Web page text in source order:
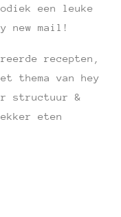
een leuke
new mail!
recepten,
thema van hey
structuur &
eten